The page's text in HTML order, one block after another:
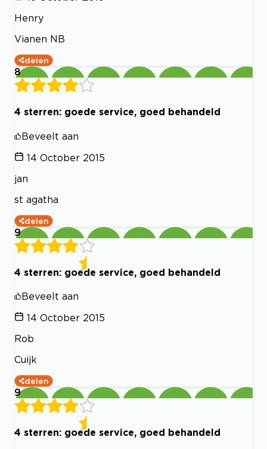
Henry
Vianen NB
delen
8
4 sterren: goede service, goed behandeld
Beveelt aan
14 October 2015
jan
st agatha
delen
9
4 sterren: goede service, goed behandeld
Beveelt aan
14 October 2015
Rob
Cuijk
delen
9
4 sterren: goede service, goed behandeld